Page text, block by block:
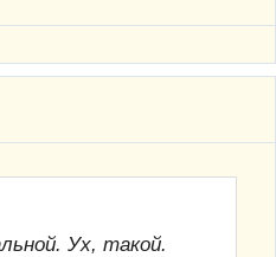
Ух, такой.